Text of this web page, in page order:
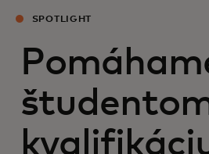
SPOTLIGHT